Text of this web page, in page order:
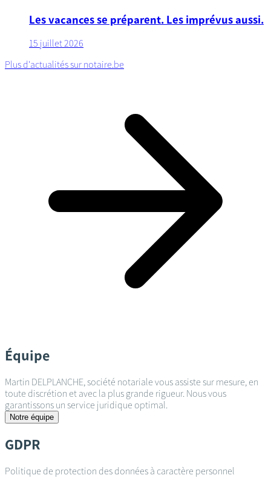
Les vacances se préparent. Les imprévus aussi.
15 juillet 2026
Plus d'actualités sur notaire.be
Équipe
Martin DELPLANCHE, société notariale vous assiste sur mesure, en
toute discrétion et avec la plus grande rigueur. Nous vous
garantissons un service juridique optimal.
Notre équipe
GDPR
Politique de protection des données à caractère personnel